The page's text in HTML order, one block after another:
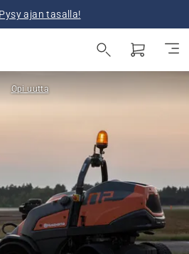
Pysy ajan tasalla!
Opi uutta